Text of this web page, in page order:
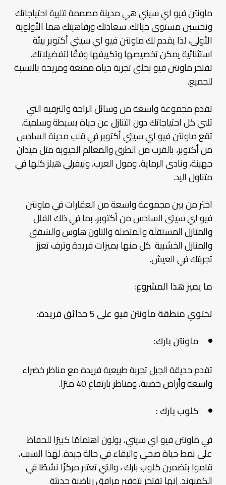
ماونتن فيو اي سيتي هي مدينة مصممة لتلبية احتياجاتك
وتحسين مستوى حياتك. سعادتك ورفاهيتك هما الأولوية
الأولى، لذا يقدم لك ماونتن فيو اي سيتي أكتوبر بيئة
استثنائية يمكن تخصيصها وتكييفها وفقًا لتفضيلاتك.
تفتخر ماونتن فيو بخلق تجربة حياة ممتعة ومريحة بالنسبة
للجميع.
تقدم مجموعة واسعة من وسائل الراحة والترفيه التي
تلبي كل احتياجاتك دون التنازل عن حياة بسيطة وسلمية.
تقع ماونتن فيو اي سيتي أكتوبر في قلب مدينة السادس
من أكتوبر، بالقرب من الطرق والمعالم الحيوية مثل ميدان
جهينة، ونادى الرماية، ومول العرب، وبيفرلي هيلز كلها في
متناول اليد.
اختر من بين مجموعة واسعة من العقارات في ماونتن
فيو اي سيتى السادس من أكتوبر، بما في ذلك الفلل
والمنازل المستقلة والمتصلة والتاون هاوس والشقق
والمنازل الخشبية كل منها بميزات فريدة وترف تعزز
تجربتك في العيش.
ما يميز هذا المشروع:
تحتوي منطقة ماونتن فيو على 5 حدائق فريدة:
ماونتن بارك:
تقدم حديقة الجبل تجربة طبيعية فريدة مع مناظر خضراء
واسعة وأراض خصبة، ومناظر بارتفاع 40 مترًا.
كلوب بارك :
في ماونتن فيو اي سيتي، يولون اهتمامًا كبيرًا للحفاظ
على نمط حياة صحي والبقاء في حالة جيدة. لهذا السبب،
قاموا بتضمين كلوب بارك ، والتي تعتبر مركزًا نشطًا في
الكمبوند. إنها تفتخر بتوفير مرافق رياضية حديثة